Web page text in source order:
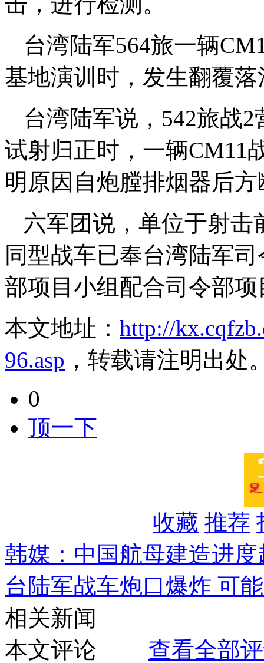
台湾陆军564旅一辆
基地演训时，发生翻覆
台湾陆军说，542旅战
试射归正时，一辆CM11
明原因自炮膛排烟器后
六军团说，单位于射
同型战车已奉台湾陆军
部项目小组配合司令部
本文地址： http://
96.asp ，转载请注明出处
0
顶一下
收藏 推荐
韩媒：中国航母建造进
台陆军战车炮口爆炸 可
相关新闻
本文评论
查看全部